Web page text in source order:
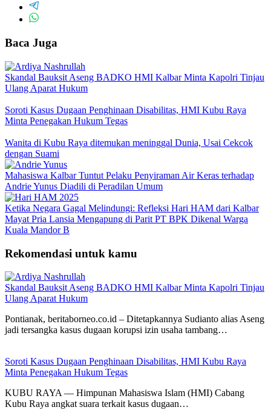
Baca Juga
Skandal Bauksit Aseng BADKO HMI Kalbar Minta Kapolri Tinjau
Ulang Aparat Hukum
Soroti Kasus Dugaan Penghinaan Disabilitas, HMI Kubu Raya
Minta Penegakan Hukum Tegas
Wanita di Kubu Raya ditemukan meninggal Dunia, Usai Cekcok
dengan Suami
Mahasiswa Kalbar Tuntut Pelaku Penyiraman Air Keras terhadap
Andrie Yunus Diadili di Peradilan Umum
Ketika Negara Gagal Melindungi: Refleksi Hari HAM dari Kalbar
Mayat Pria Lansia Mengapung di Parit PT BPK Dikenal Warga
Kuala Mandor B
Rekomendasi untuk kamu
Skandal Bauksit Aseng BADKO HMI Kalbar Minta Kapolri Tinjau
Ulang Aparat Hukum
Pontianak, beritaborneo.co.id – Ditetapkannya Sudianto alias Aseng
jadi tersangka kasus dugaan korupsi izin usaha tambang…
Soroti Kasus Dugaan Penghinaan Disabilitas, HMI Kubu Raya
Minta Penegakan Hukum Tegas
KUBU RAYA — Himpunan Mahasiswa Islam (HMI) Cabang
Kubu Raya angkat suara terkait kasus dugaan…